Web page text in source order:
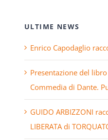
ULTIME NEWS
Enrico Capodaglio
Presentazione del
Commedia di Dante.
GUIDO ARBIZZONI
LIBERATA di